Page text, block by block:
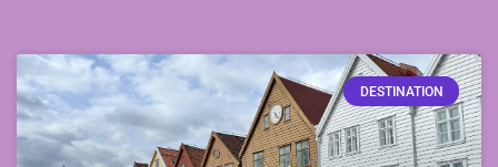
DESTINATION